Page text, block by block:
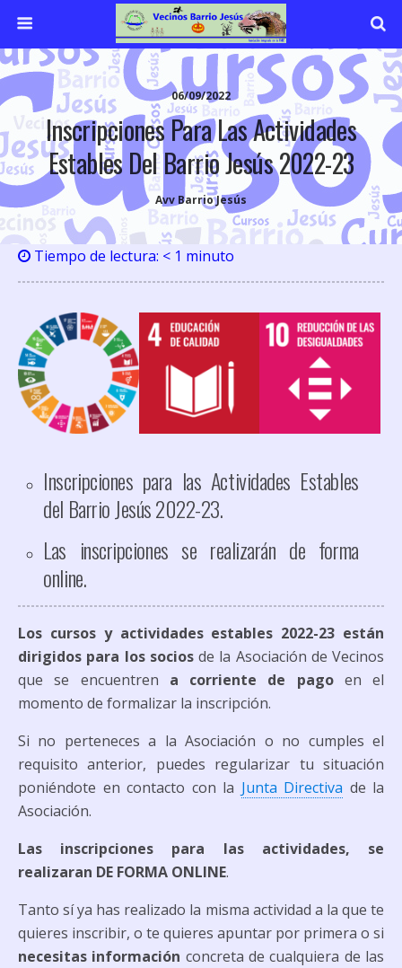
06/09/2022
Inscripciones Para Las Actividades
Estables Del Barrio Jesús 2022-23
Avv Barrio Jesús
Tiempo de lectura: < 1 minuto
Inscripciones para las Actividades Estables
del Barrio Jesús 2022-23.
Las inscripciones se realizarán de forma
online.
Los cursos y actividades estables 2022-23 están
dirigidos para los sociosde la Asociación de Vecinos
que se encuentren a corriente de pagoen el
momento de formalizar la inscripción.
Si no perteneces a la Asociación o no cumples el
requisito anterior, puedes regularizar tu situación
poniéndote en contacto con la Junta Directiva de la
Asociación.
Las inscripciones para las actividades, se
realizaran DE FORMA ONLINE.
Tanto sí ya has realizado la misma actividad a la que te
quieres inscribir, o te quieres apuntar por primera o si
necesitas información concreta de cualquiera de las